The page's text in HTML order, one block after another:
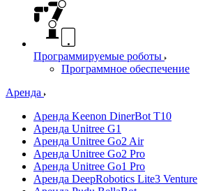
Программируемые роботы
Программное обеспечение
Аренда
Аренда Keenon DinerBot T10
Аренда Unitree G1
Аренда Unitree Go2 Air
Аренда Unitree Go2 Pro
Аренда Unitree Go1 Pro
Аренда DeepRobotics Lite3 Venture